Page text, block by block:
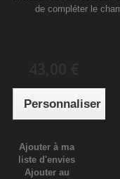
de compléter le
Personnaliser
Ajouter à ma
liste d'envies
Ajouter au